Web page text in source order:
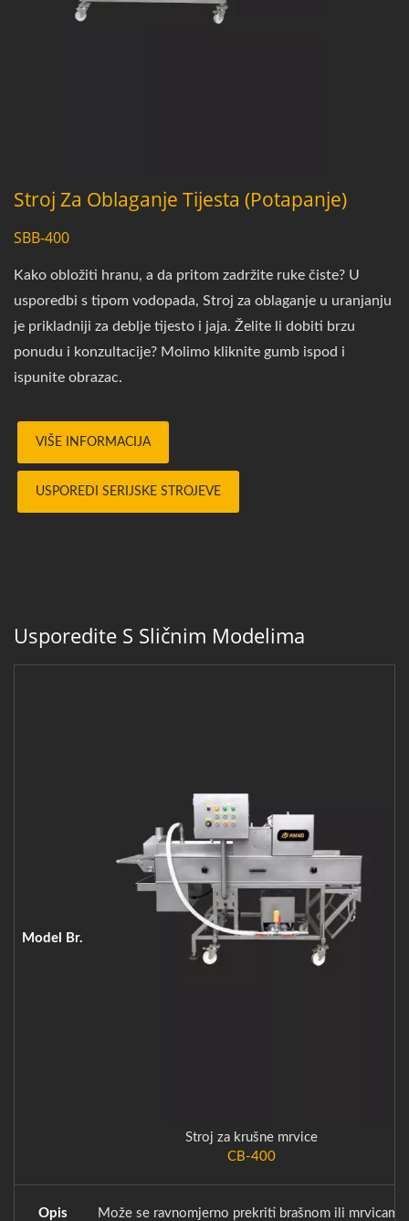
Stroj Za Oblaganje Tijesta (potapanje)
SBB-400
Kako obložiti hranu, a da pritom zadržite ruke čiste? U
usporedbi s tipom vodopada, Stroj za oblaganje u uranjanju
je prikladniji za deblje tijesto i jaja. Želite li dobiti brzu
ponudu i konzultacije? Molimo kliknite gumb ispod i
ispunite obrazac.
VIŠE INFORMACIJA
USPOREDI SERIJSKE STROJEVE
Usporedite S Sličnim Modelima
Model Br.
Stroj za krušne mrvice
CB-400
Opis Može se ravnomjerno prekriti brašnom ili mrvicama